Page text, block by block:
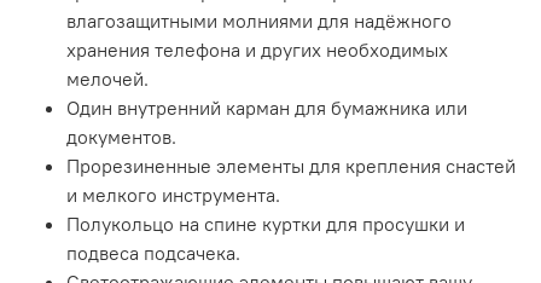
влагозащитными молниями для надёжного
хранения телефона и других необходимых
мелочей.
Один внутренний карман для бумажника или
документов.
Прорезиненные элементы для крепления снастей
и мелкого инструмента.
Полукольцо на спине куртки для просушки и
подвеса подсачека.